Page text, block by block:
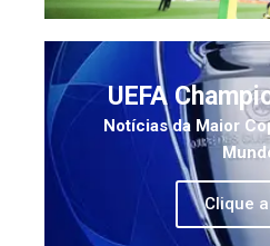
UEFA
Notícias da Maior
Clique